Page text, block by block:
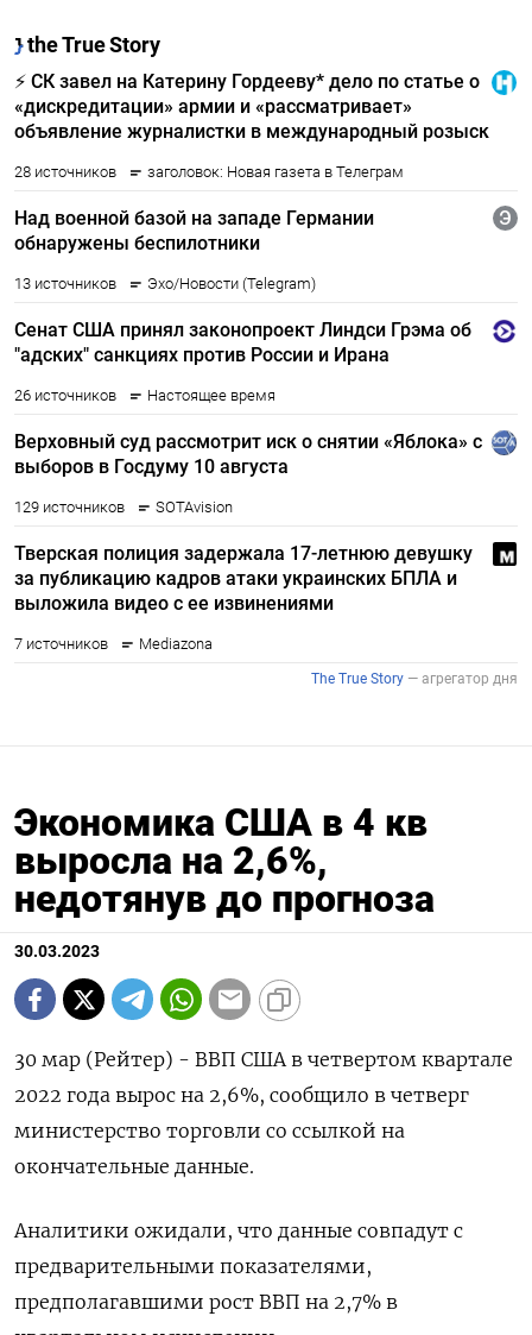
Экономика США в 4 кв
выросла на 2,6%,
недотянув до прогноза
30.03.2023
30 мар (Рейтер) - ВВП США в четвертом квартале
2022 года вырос на 2,6%, сообщило в четверг
министерство торговли со ссылкой на
окончательные данные.
Аналитики ожидали, что данные совпадут с
предварительными показателями,
предполагавшими рост ВВП на 2,7% в